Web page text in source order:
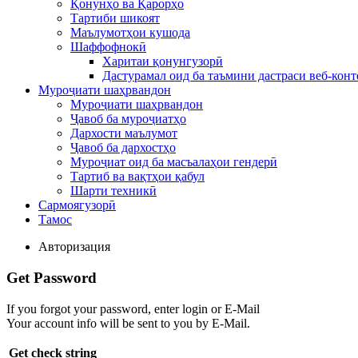
Қонунҳо ва Қарорҳо
Тартиби шикоят
Маълумотҳои кушода
Шаффофнокӣ
Харитаи қонунгузорӣ
Дастурамал оид ба таъмини дастраси веб-
Муроҷиати шаҳрвандон
Муроҷиати шаҳрвандон
Ҷавоб ба муроҷиатҳо
Дархости маълумот
Ҷавоб ба дархостҳо
Муроҷиат оид ба масъалаҳои гендерӣ
Тартиб ва вақтҳои қабул
Шарти техникӣ
Сармоягузорӣ
Тамос
Авторизация
Get Password
If you forgot your password, enter login or E-Mail
Your account info will be sent to you by E-Mail.
Get check string